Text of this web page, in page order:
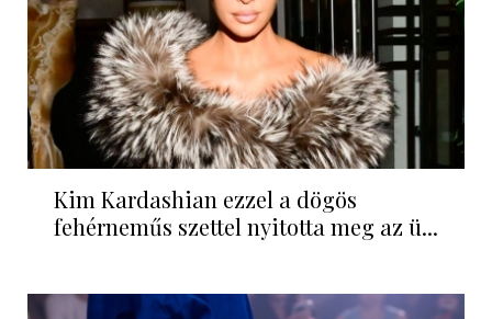
Kim Kardashian ezzel a dögös
fehérneműs szettel nyitotta meg az ü...